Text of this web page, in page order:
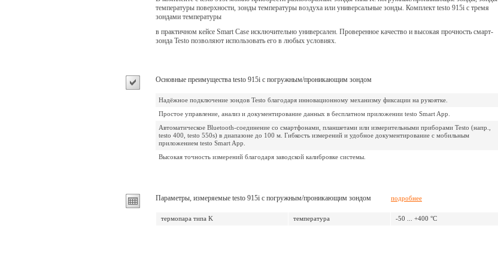
температуры поверхности, зонды температуры воздуха или универсальные зонды. Комплект testo 915i с тремя
зондами температуры
в практичном кейсе Smart Case исключительно универсален. Проверенное качество и высокая прочность смарт-
зонда Testo позволяют использовать его в любых условиях.
Основные преимущества testo 915i с погружным/проникающим зондом
Надёжное подключение зондов Testo благодаря инновационному механизму фиксации на рукоятке.
Простое управление, анализ и документирование данных в бесплатном приложении testo Smart App.
Автоматическое Bluetooth-соединение со смартфонами, планшетами или измерительными приборами Testo (напр.,
testo 400, testo 550s) в диапазоне до 100 м. Гибкость измерений и удобное документирование с мобильным
приложением testo Smart App.
Высокая точность измерений благодаря заводской калибровке системы.
Параметры, измеряемые testo 915i с погружным/проникающим зондом подробнее
термопара типа K температура -50 ... +400 °C